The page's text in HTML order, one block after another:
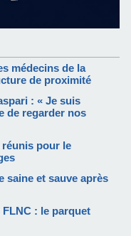
médecins de la
de proximité
: « Je suis
de regarder nos
réunis pour le
saine et sauve après
: le parquet